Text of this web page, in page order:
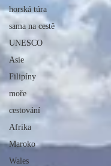
horská túra
sama na cestě
UNESCO
Asie
Filipíny
moře
cestování
Afrika
Maroko
Wales